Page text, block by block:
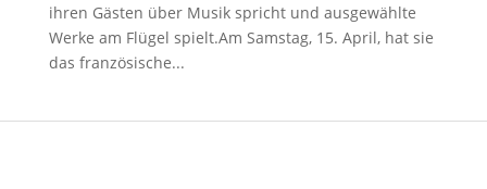
ihren Gästen über Musik spricht und ausgewählte
Werke am Flügel spielt.Am Samstag, 15. April, hat sie
das französische...